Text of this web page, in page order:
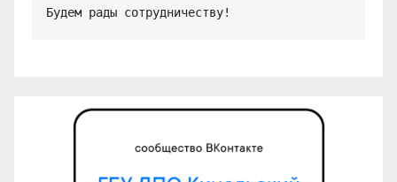
Будем рады сотрудничеству!